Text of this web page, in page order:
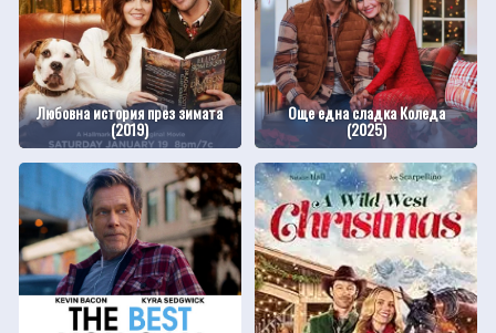
Любовна история през зимата
(2019)
Още една сладка Коледа
(2025)